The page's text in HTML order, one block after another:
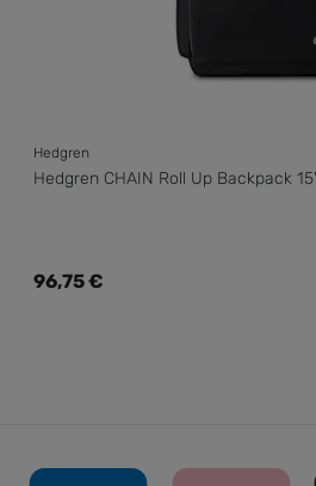
Hedgren
Hedgren CHAIN Roll Up Backpack
Regulärer Preis:
96,75 €